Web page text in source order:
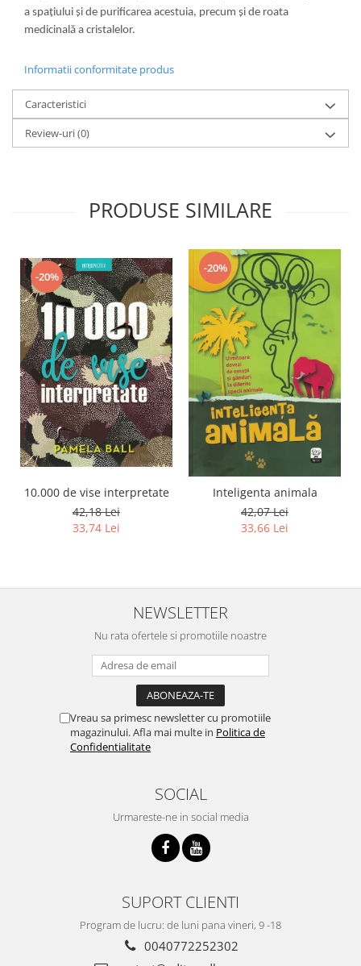
a spaţiului şi de purificarea acestuia, precum şi de roata
medicinală a cristalelor.
Informatii conformitate produs
Caracteristici
Review-uri(0)
PRODUSE SIMILARE
-20%
10.000 de vise interpretate
42,18 Lei
33,74 Lei
-20%
Inteligenta animala
42,07 Lei
33,66 Lei
NEWSLETTER
Nu rata ofertele si promotiile noastre
Vreau sa primesc newsletter cu promotiile
magazinului. Afla mai multe in Politica de
Confidentialitate
SOCIAL
Urmareste-ne in social media
SUPORT CLIENTI
Program de lucru: de luni pana vineri, 9 -18
0040772252302